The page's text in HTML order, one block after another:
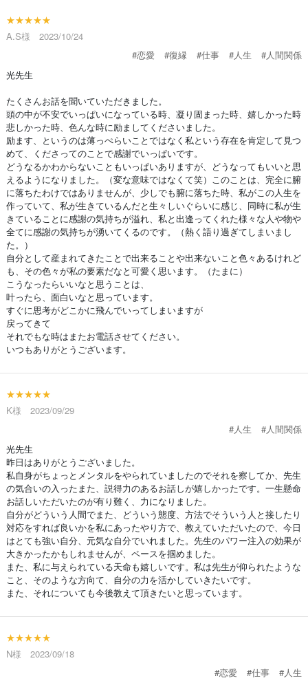
★★★★★
A.S様 2023/10/24
#恋愛
#復縁 #仕事 #人生
#人間関係
光先生
たくさんお話を聞いていただきました。
頭の中が不安でいっぱいになっている時、凝り固まった時、嬉しかった時
悲しかった時、色んな時に励ましてくださいました。
励ます、というのは薄っぺらいことではなく私という存在を肯定して見つ
めて、くださってのことで感謝でいっぱいです。
どうなるかわからないこともいっぱいありますが、どうなってもいいと思
えるようになりました。（変な意味ではなくて笑）このことは、完全に腑
に落ちたわけではありませんが、少しでも腑に落ちた時、私がこの人生を
作っていて、私が生きているんだと生々しいぐらいに感じ、同時に私が生
きていることに感謝の気持ちが溢れ、私と出逢ってくれた様々な人や物や
全てに感謝の気持ちが湧いてくるのです。（熱く語り過ぎてしまいまし
た。）
自分として産まれてきたことで出来ることや出来ないこと色々あるけれど
も、その色々が私の要素だなと可愛く思います。（たまに）
こうなったらいいなと思うことは、
叶ったら、面白いなと思っています。
すぐに思考がどこかに飛んでいってしまいますが
戻ってきて
それでもな時はまたお電話させてください。
いつもありがとうございます。
★★★★★
K様 2023/09/29
#人生
#人間関係
光先生
昨日はありがとうございました。
私自身がちょっとメンタルをやられていましたのでそれを察してか、先生
の気合いの入ったまた、説得力のあるお話しが嬉しかったです。一生懸命
お話しいただいたのが有り難く、力になりました。
自分がどういう人間でまた、どういう態度、方法でそういう人と接したり
対応をすれば良いかを私にあったやり方で、教えていただいたので、今日
はとても強い自分、元気な自分でいれました。先生のパワー注入の効果が
大きかったかもしれませんが、ペースを掴めました。
また、私に与えられている天命も嬉しいです。私は先生が仰られたような
こと、そのような方向て、自分の力を活かしていきたいです。
また、それについても今後教えて頂きたいと思っています。
★★★★★
N様 2023/09/18
#恋愛
#仕事
#人生